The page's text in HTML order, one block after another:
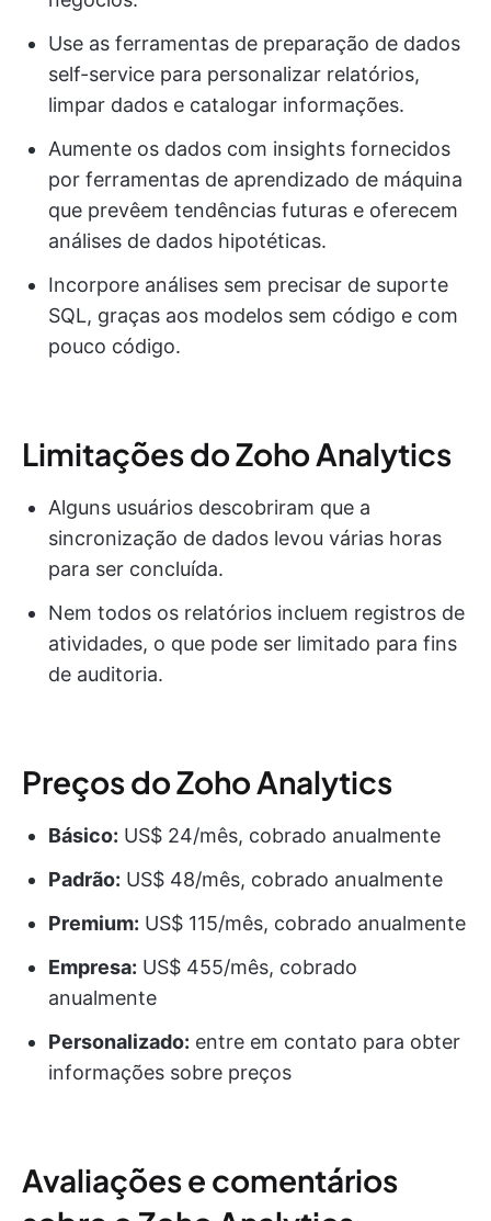
Use as ferramentas de preparação de dados
self-service para personalizar relatórios,
limpar dados e catalogar informações.
Aumente os dados com insights fornecidos
por ferramentas de aprendizado de máquina
que prevêem tendências futuras e oferecem
análises de dados hipotéticas.
Incorpore análises sem precisar de suporte
SQL, graças aos modelos sem código e com
pouco código.
Limitações do Zoho Analytics
Alguns usuários descobriram que a
sincronização de dados levou várias horas
para ser concluída.
Nem todos os relatórios incluem registros de
atividades, o que pode ser limitado para fins
de auditoria.
Preços do Zoho Analytics
Básico: US$ 24/mês, cobrado anualmente
Padrão: US$ 48/mês, cobrado anualmente
Premium: US$ 115/mês, cobrado anualmente
Empresa: US$ 455/mês, cobrado
anualmente
Personalizado: entre em contato para obter
informações sobre preços
Avaliações e comentários